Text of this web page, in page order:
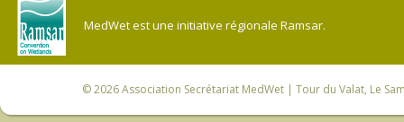
MedWet est une initiative régionale Ramsar.
© 2026Association Secrétariat MedWet | Tour du Valat, Le